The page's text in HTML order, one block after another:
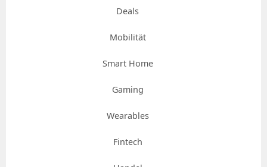
Deals
Mobilität
Smart Home
Gaming
Wearables
Fintech